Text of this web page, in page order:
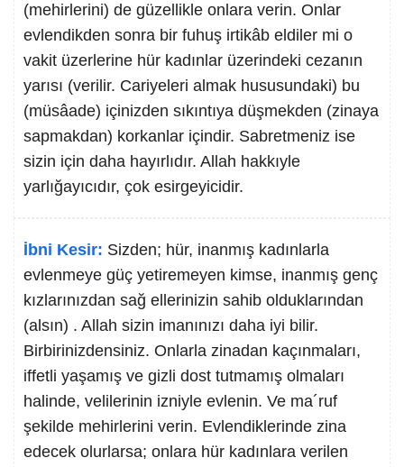
(mehirlerini) de güzellikle onlara verin. Onlar
evlendikden sonra bir fuhuş irtikâb eldiler mi o
vakit üzerlerine hür kadınlar üzerindeki cezanın
yarısı (verilir. Cariyeleri almak hususundaki) bu
(müsâade) içinizden sıkıntıya düşmekden (zinaya
sapmakdan) korkanlar içindir. Sabretmeniz ise
sizin için daha hayırlıdır. Allah hakkıyle
yarlığayıcıdır, çok esirgeyicidir.
İbni Kesir: Sizden; hür, inanmış kadınlarla
evlenmeye güç yetiremeyen kimse, inanmış genç
kızlarınızdan sağ ellerinizin sahib olduklarından
(alsın) . Allah sizin imanınızı daha iyi bilir.
Birbirinizdensiniz. Onlarla zinadan kaçınmaları,
iffetli yaşamış ve gizli dost tutmamış olmaları
halinde, velilerinin izniyle evlenin. Ve ma´ruf
şekilde mehirlerini verin. Evlendiklerinde zina
edecek olurlarsa; onlara hür kadınlara verilen